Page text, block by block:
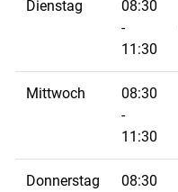
Dienstag
08:30
-
11:30
Mittwoch
08:30
-
11:30
Donnerstag
08:30